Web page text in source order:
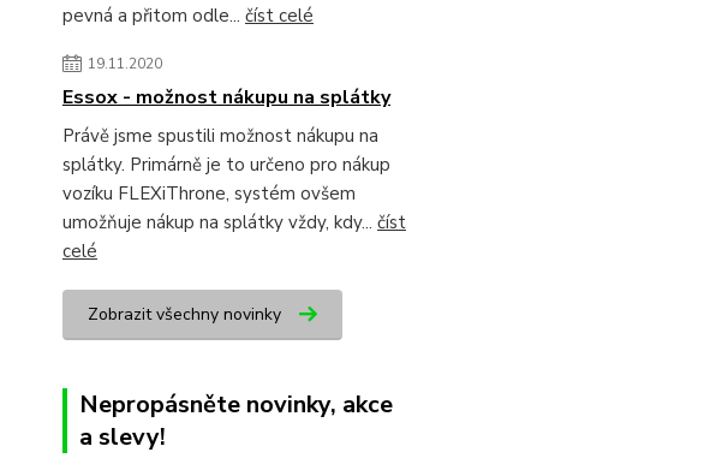
pevná a přitom odle... číst celé
19.11.2020
Essox - možnost nákupu na splátky
Právě jsme spustili možnost nákupu na
splátky. Primárně je to určeno pro nákup
vozíku FLEXiThrone, systém ovšem
umožňuje nákup na splátky vždy, kdy... číst
celé
Zobrazit všechny novinky
Nepropásněte novinky, akce
a slevy!